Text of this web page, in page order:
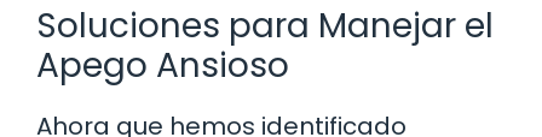
Soluciones para Manejar el
Apego Ansioso
Ahora que hemos identificado